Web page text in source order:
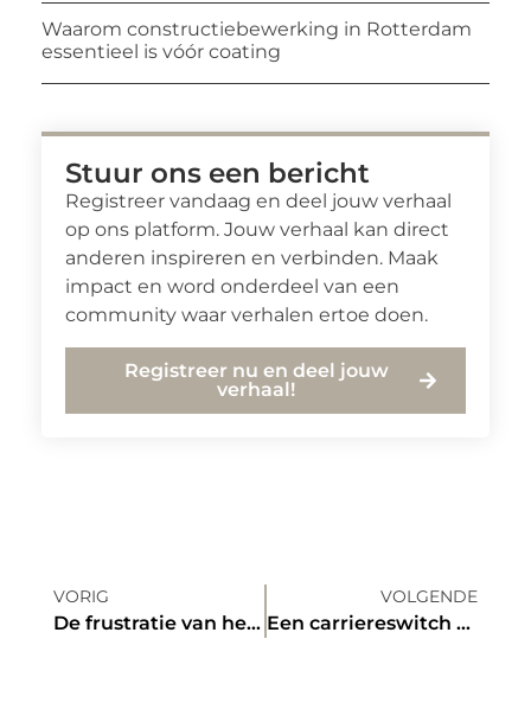
Waarom constructiebewerking in Rotterdam
essentieel is vóór coating
Stuur ons een bericht
Registreer vandaag en deel jouw verhaal
op ons platform. Jouw verhaal kan direct
anderen inspireren en verbinden. Maak
impact en word onderdeel van een
community waar verhalen ertoe doen.
Registreer nu en deel jouw
verhaal!
VORIG
De frustratie van het zoeken: Waarom een klusjesman een gereedschapskist nodig heeft
VOLGENDE
Een carriereswitch maken: zo doe je het